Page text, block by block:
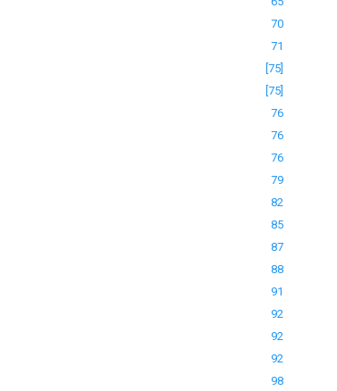
70
71
[75]
[75]
76
76
76
79
82
85
87
88
91
92
92
92
98